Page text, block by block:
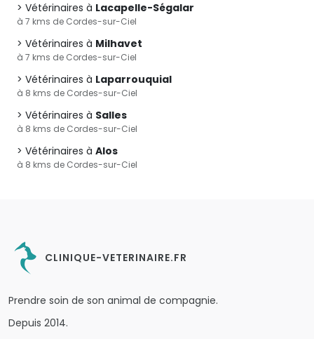
Vétérinaires à Lacapelle-Ségalar
à 7 kms de Cordes-sur-Ciel
Vétérinaires à Milhavet
à 7 kms de Cordes-sur-Ciel
Vétérinaires à Laparrouquial
à 8 kms de Cordes-sur-Ciel
Vétérinaires à Salles
à 8 kms de Cordes-sur-Ciel
Vétérinaires à Alos
à 8 kms de Cordes-sur-Ciel
CLINIQUE-VETERINAIRE.FR
Prendre soin de son animal de compagnie.
Depuis 2014.